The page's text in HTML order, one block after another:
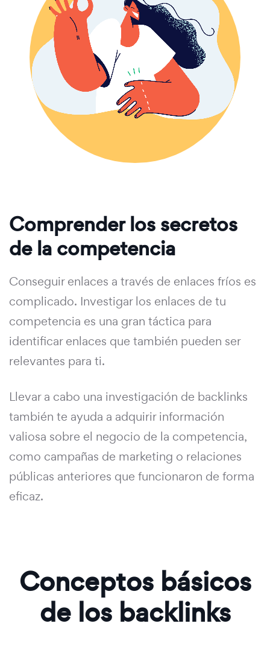
Comprender los secretos
de la competencia
Conseguir enlaces a través de enlaces fríos es
complicado. Investigar los enlaces de tu
competencia es una gran táctica para
identificar enlaces que también pueden ser
relevantes para ti.
Llevar a cabo una investigación de backlinks
también te ayuda a adquirir información
valiosa sobre el negocio de la competencia,
como campañas de marketing o relaciones
públicas anteriores que funcionaron de forma
eficaz.
Conceptos básicos
de los backlinks